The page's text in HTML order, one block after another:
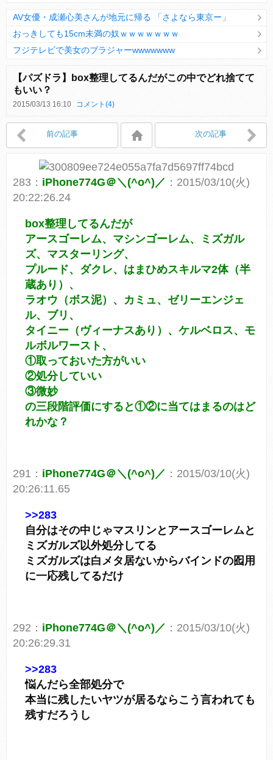
Powered by livedoor 相互RSS
AV女優・成瀬心美さんが地元に帰る 「さよなら東京ー」
おっきしても15cm未満の奴ｗｗｗｗｗｗｗ
フジテレビで美女のブラジャーwwwwwww
【パズドラ】box整理してるんだがこの中でどれ捨てて
もいい？
2015/03/13 16:10 コメント(4)
前の記事 次の記事
283： iPhone774G＠＼(^o^)／ ：2015/03/10(火)
20:22:26.24
box整理してるんだが
アースゴーレム、マシンゴーレム、ミズガル
ズ、マスターリング、
プルード、ダクレ、はまひめスキルマ2体（半
蔵あり）、
ラオウ（ボス泥）、カミュ、ゼリーエンジェ
ル、ブリ、
タイニー（ヴィーナスあり）、ケルベロス、モ
ルボルワースト、
①取っておいた方がいい
②処分していい
③微妙
の三段階評価にすると①②に当てはまるのはど
れかな？
291： iPhone774G＠＼(^o^)／ ：2015/03/10(火)
20:26:11.65
>>283
自分はその中じゃマスリンとアースゴーレムと
ミズガルズ以外処分してる
ミズガルズは白メタ居ないからバインドの囮用
に一応残してるだけ
292： iPhone774G＠＼(^o^)／ ：2015/03/10(火)
20:26:29.31
>>283
悩んだら全部処分で
本当に残したいヤツが居るならこう言われても
残すだろうし